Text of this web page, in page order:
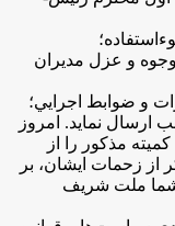
و عزل مديران
ارسال نمايد. امروز
مذكور را از
زحمات ايشان، بر
شما ملت شريف